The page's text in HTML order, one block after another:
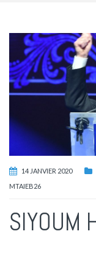
14 JANVIER 2020
MTAIEB26
SIYOUM